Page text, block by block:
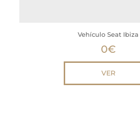
Vehículo Seat Ibiza
0€
VER